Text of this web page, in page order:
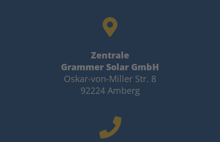
Zentrale
Grammer Solar GmbH
Oskar-von-Miller Str. 8
92224 Amberg